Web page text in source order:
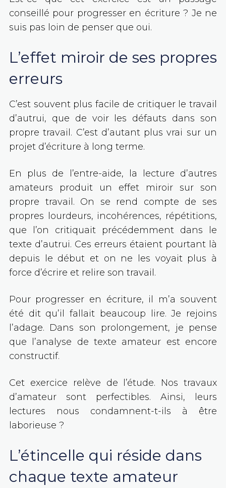
conseillé pour progresser en écriture ? Je ne
suis pas loin de penser que oui.
L’effet miroir de ses propres
erreurs
C’est souvent plus facile de critiquer le travail
d’autrui, que de voir les défauts dans son
propre travail. C’est d’autant plus vrai sur un
projet d’écriture à long terme.
En plus de l’entre-aide, la lecture d’autres
amateurs produit un effet miroir sur son
propre travail. On se rend compte de ses
propres lourdeurs, incohérences, répétitions,
que l’on critiquait précédemment dans le
texte d’autrui. Ces erreurs étaient pourtant là
depuis le début et on ne les voyait plus à
force d’écrire et relire son travail.
Pour progresser en écriture, il m’a souvent
été dit qu’il fallait beaucoup lire. Je rejoins
l’adage. Dans son prolongement, je pense
que l’analyse de texte amateur est encore
constructif.
Cet exercice relève de l’étude. Nos travaux
d’amateur sont perfectibles. Ainsi, leurs
lectures nous condamnent-t-ils à être
laborieuse ?
L’étincelle qui réside dans
chaque texte amateur